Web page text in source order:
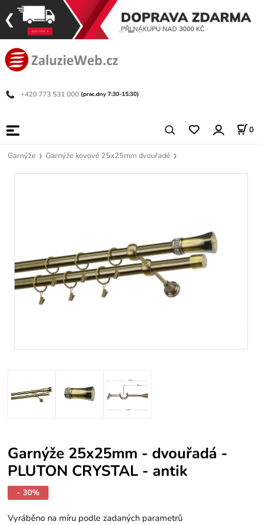
+420 773 531 000 (prac.dny 7:30-15:30)
0
Garnýže Garnýže kovové 25x25mm dvouřadé
Garnýže 25x25mm - dvouřadá -
PLUTON CRYSTAL - antik
- 30%
Vyráběno na míru podle zadaných parametrů